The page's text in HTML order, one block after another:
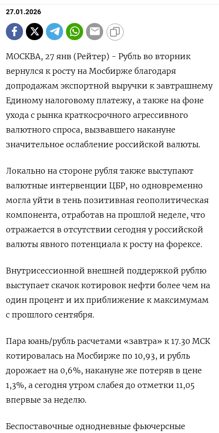
27.01.2026
МОСКВА, 27 янв (Рейтер) - Рубль во вторник
вернулся к росту на Мосбирже благодаря
допродажам экспортной выручки к завтрашнему
Единому налоговому платежу, а также на фоне
ухода с рынка краткосрочного агрессивного
валютного спроса, вызвавшего накануне
значительное ослабление российской валюты.
Локально на стороне рубля также выступают
валютные интервенции ⁠ЦБР, но одновременно
могла уйти в тень позитивная геополитическая
компонента, отработав на прошлой неделе, что
отражается в отсутствии сегодня у российской
валюты явного потенциала к росту на форексе.
Внутрисессионной внешней поддержкой рублю
выступает скачок котировок нефти более чем на
один процент и их приближение к ⁠максимумам
с прошлого сентября.
Пара юань/рубль ​расчетами «завтра» к 17.30 МСК
котировалась на Мосбирже ⁠по 10,93, и рубль
дорожает на 0,6%, накануне же потеряв в цене
1,3%, а сегодня утром слабея до отметки 11,⁠05
впервые за неделю.
Беспоставочные однодневные фьючерсные